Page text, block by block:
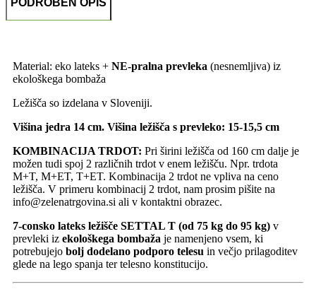
PODROBEN OPIS
Material: eko lateks + NE-pralna prevleka (nesnemljiva) iz
ekološkega bombaža
Ležišča so izdelana v Sloveniji.
Višina jedra 14 cm. Višina ležišča s prevleko: 15-15,5 cm
KOMBINACIJA TRDOT: Pri širini ležišča od 160 cm dalje je
možen tudi spoj 2 različnih trdot v enem ležišču. Npr. trdota
M+T, M+ET, T+ET. Kombinacija 2 trdot ne vpliva na ceno
ležišča. V primeru kombinacij 2 trdot, nam prosim pišite na
info@zelenatrgovina.si ali v kontaktni obrazec.
7-consko lateks ležišče SETTAL T (od 75 kg do 95 kg) v
prevleki iz ekološkega bombaža je namenjeno vsem, ki
potrebujejo bolj dodelano podporo telesu in večjo prilagoditev
glede na lego spanja ter telesno konstitucijo.